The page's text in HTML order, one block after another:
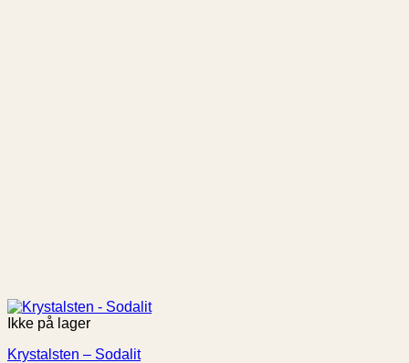
Ikke på lager
Krystalsten – Sodalit